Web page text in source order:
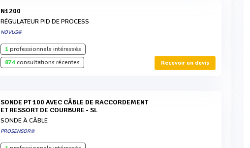
N1200
RÉGULATEUR PID DE PROCESS
NOVUS®
1professionnels intéressés
874consultations récentes Recevoir un devis
SONDE PT 100 AVEC CÂBLE DE RACCORDEMENT
ET RESSORT DE COURBURE - SL
SONDE À CÂBLE
PROSENSOR®